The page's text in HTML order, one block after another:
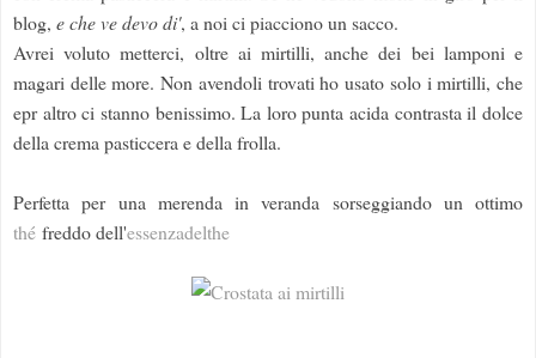
blog, e che ve devo di', a noi ci piacciono un sacco.
Avrei voluto metterci, oltre ai mirtilli, anche dei bei lamponi e
magari delle more. Non avendoli trovati ho usato solo i mirtilli, che
epr altro ci stanno benissimo. La loro punta acida contrasta il dolce
della crema pasticcera e della frolla.
Perfetta per una merenda in veranda sorseggiando un ottimo
thé freddo dell'essenzadelthe